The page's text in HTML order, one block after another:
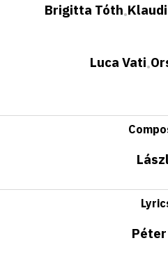
Brigitta Tóth•
Luca Vati•